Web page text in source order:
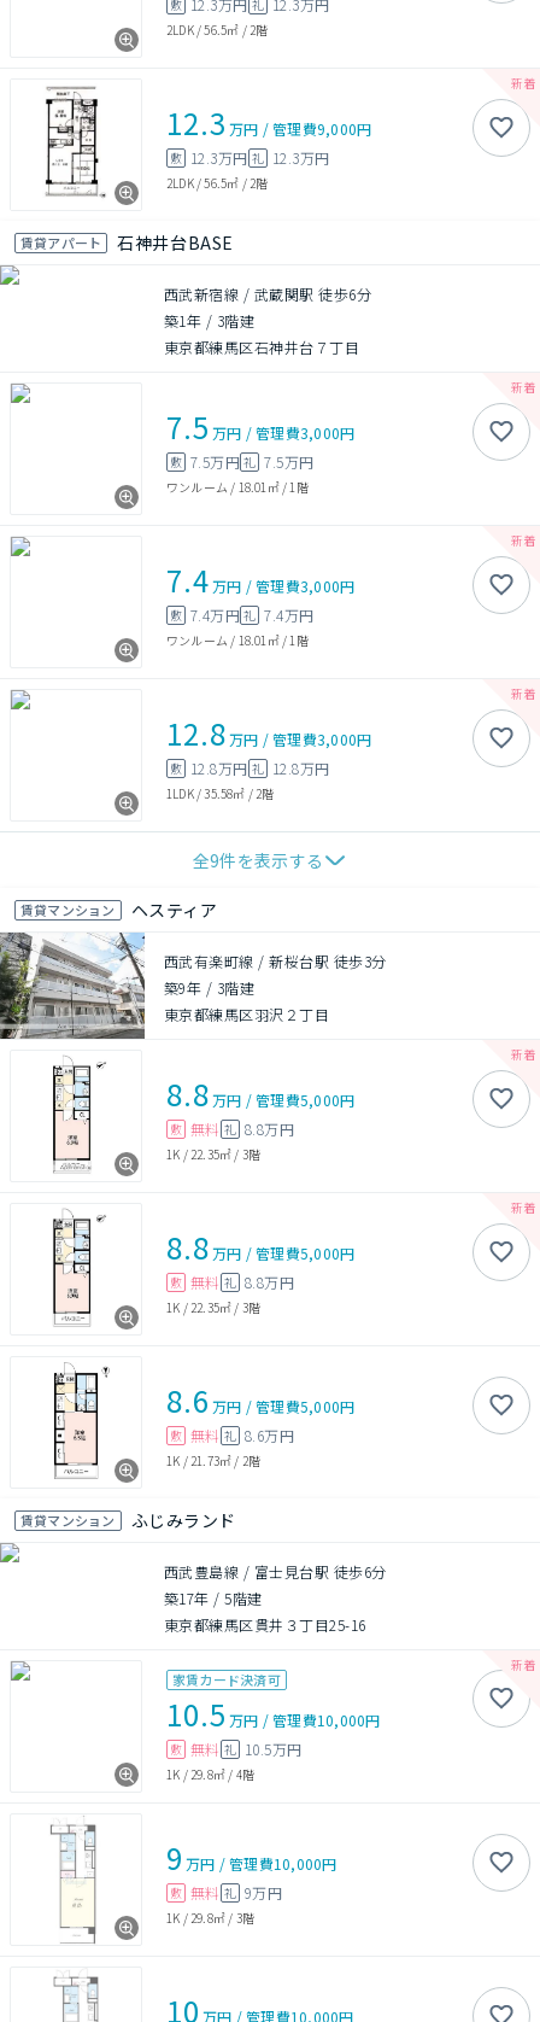
敷 礼
2LDK/56.5㎡ / 2階
12.3 万円 /管理費9,000円
敷 12.3万円 礼 12.3万円
2LDK/56.5㎡ / 2階
賃貸アパート 石神井台BASE
西武新宿線 / 武蔵関駅 徒歩6分
築1年 / 3階建
東京都練馬区石神井台７丁目
7.5 万円 /管理費3,000円
敷 7.5万円礼 7.5万円
ワンルーム / 18.01㎡/ 1階
7.4万円 /管理費3,000円
敷 7.4万円礼 7.4万円
ワンルーム / 18.01㎡/ 1階
12.8万円 /管理費3,000円
敷 12.8万円 礼 12.8万円
1LDK/35.58㎡ / 2階
全9件を表示する
賃貸マンション ヘスティア
西武有楽町線 / 新桜台駅 徒歩3分
築9年 / 3階建
東京都練馬区羽沢２丁目
8.8万円 /管理費5,000円
敷 無料 礼 8.8万円
1K / 22.35㎡ / 3階
8.8万円 /管理費5,000円
敷 無料 礼 8.8万円
1K / 22.35㎡ / 3階
8.6 万円 /管理費5,000円
敷 無料 礼 8.6万円
1K / 21.73㎡ / 2階
賃貸マンション ふじみランド
西武豊島線 / 富士見台駅 徒歩6分
築17年 /5階建
東京都練馬区貫井３丁目25-16
家賃カード決済可
10.5 万円 /管理費10,000円
敷 無料 礼 10.5万円
1K /29.8㎡ / 4階
9 万円 /管理費10,000円
敷 無料 礼 9万円
1K / 29.8㎡ / 3階
10 万円 /管理費10,000円